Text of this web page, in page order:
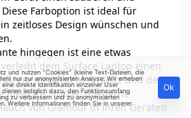
Farboption ist ideal für
zeitloses Design wünschen und
hingegen ist eine etwas
dem Surface Laptop einen
ihrem metallischen Glanz und der
ideal für Nutzer, die gerne
von Glamour in ihren Geräten
und nutzen "Cookies" (kleine Text-Dateien, die
nur zur anonymisierten Analyse. Wir erheben
direkte Identifikation einzelner User
lediglich dazu, den Funktionsumfang
zu verbessern und zu anonymisierten
Weitere Informationen finden Sie in unserer
Ok